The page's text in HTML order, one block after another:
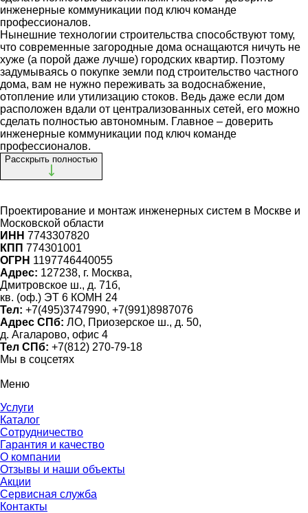
инженерные коммуникации под ключ команде
профессионалов.
Нынешние технологии строительства способствуют тому,
что современные загородные дома оснащаются ничуть не
хуже (а порой даже лучше) городских квартир. Поэтому
задумываясь о покупке земли под строительство частного
дома, вам не нужно переживать за водоснабжение,
отопление или утилизацию стоков. Ведь даже если дом
расположен вдали от централизованных сетей, его можно
сделать полностью автономным. Главное – доверить
инженерные коммуникации под ключ команде
профессионалов.
Расскрыть полностью
Проектирование и монтаж инженерных систем в Москве и
Московской области
ИНН 7743307820
КПП 774301001
ОГРН 1197746440055
Адрес: 127238, г. Москва,
Дмитровское ш., д. 71б,
кв. (оф.) ЭТ 6 КОМН 24
Тел: +7(495)3747990, +7(991)8987076
Адрес СПб: ЛО, Приозерское ш., д. 50,
д. Агаларово, офис 4
Тел СПб: +7(812) 270-79-18
Мы в соцсетях
Меню
Услуги
Каталог
Сотрудничество
Гарантия и качество
О компании
Отзывы и наши объекты
Акции
Сервисная служба
Контакты